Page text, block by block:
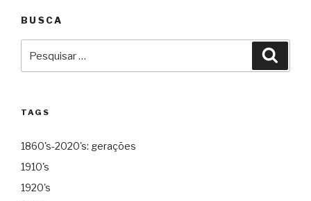
BUSCA
por:
TAGS
1860's-2020's: gerações
1910's
1920's